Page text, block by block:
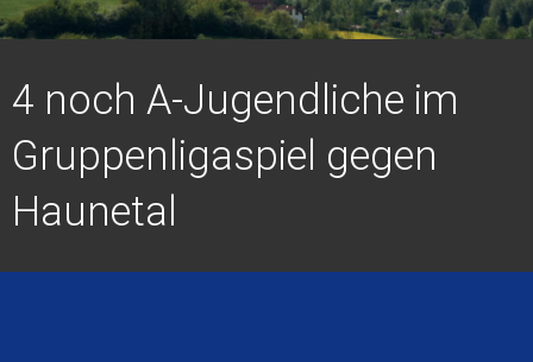
4 noch A-Jugendliche im
Gruppenligaspiel gegen
Haunetal